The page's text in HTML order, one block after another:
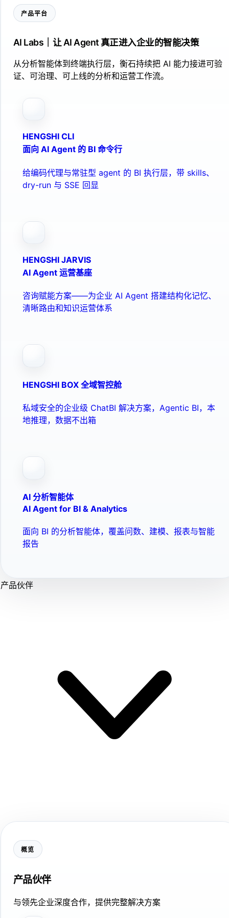
产品平台
AI Labs｜让 AI Agent 真正进入企业的智能决策
从分析智能体到终端执行层，衡石持续把 AI 能力接进可验
证、可治理、可上线的分析和运营工作流。
HENGSHI CLI
面向 AI Agent 的 BI 命令行
给编码代理与常驻型 agent 的 BI 执行层，带 skills、
dry-run 与 SSE 回显
HENGSHI JARVIS
AI Agent 运营基座
咨询赋能方案——为企业 AI Agent 搭建结构化记忆、
清晰路由和知识运营体系
HENGSHI BOX 全域智控舱
私域安全的企业级 ChatBI 解决方案，Agentic BI，本
地推理，数据不出箱
AI 分析智能体
AI Agent for BI & Analytics
面向 BI 的分析智能体，覆盖问数、建模、报表与智能
报告
产品伙伴
概览
产品伙伴
与领先企业深度合作，提供完整解决方案